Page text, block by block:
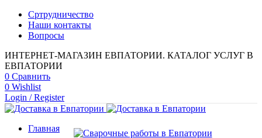
Сртрудничество
Наши контакты
Вопросы
ИНТЕРНЕТ-МАГАЗИН ЕВПАТОРИИ. КАТАЛОГ УСЛУГ В
ЕВПАТОРИИ
0 Сравнить
0 Wishlist
Login / Register
Главная